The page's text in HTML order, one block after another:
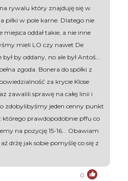
rywalu który znajduję się w
piłki w pole karne. Dlatego nie
miejsca oddał takie, a nie inne
mieli LO czy nawet De
by oddany, no ale był Antoś...
zgoda. Bonera do spółki z
za krycie Klose
zawalili sprawę na całej linii i
zdobylibyśmy jeden cenny punkt
z którego prawdopodobnie pffu co
na pozycję 15-16... Obawiam
drżę jak sobie pomyślę co się z
0